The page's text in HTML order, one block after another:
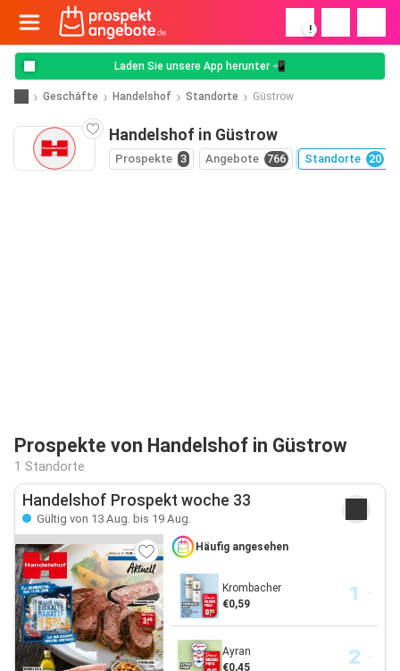
!
Laden Sie unsere App herunter 📲
Geschäfte Handelshof Standorte Güstrow
Handelshof in Güstrow
Prospekte 3 Angebote 766 Standorte 20
Prospekte von Handelshof in Güstrow
1 Standorte
Handelshof Prospekt woche 33
Gültig von 13 Aug. bis 19 Aug.
Häufig angesehen
Krombacher
€0,59
Ayran
€0,45